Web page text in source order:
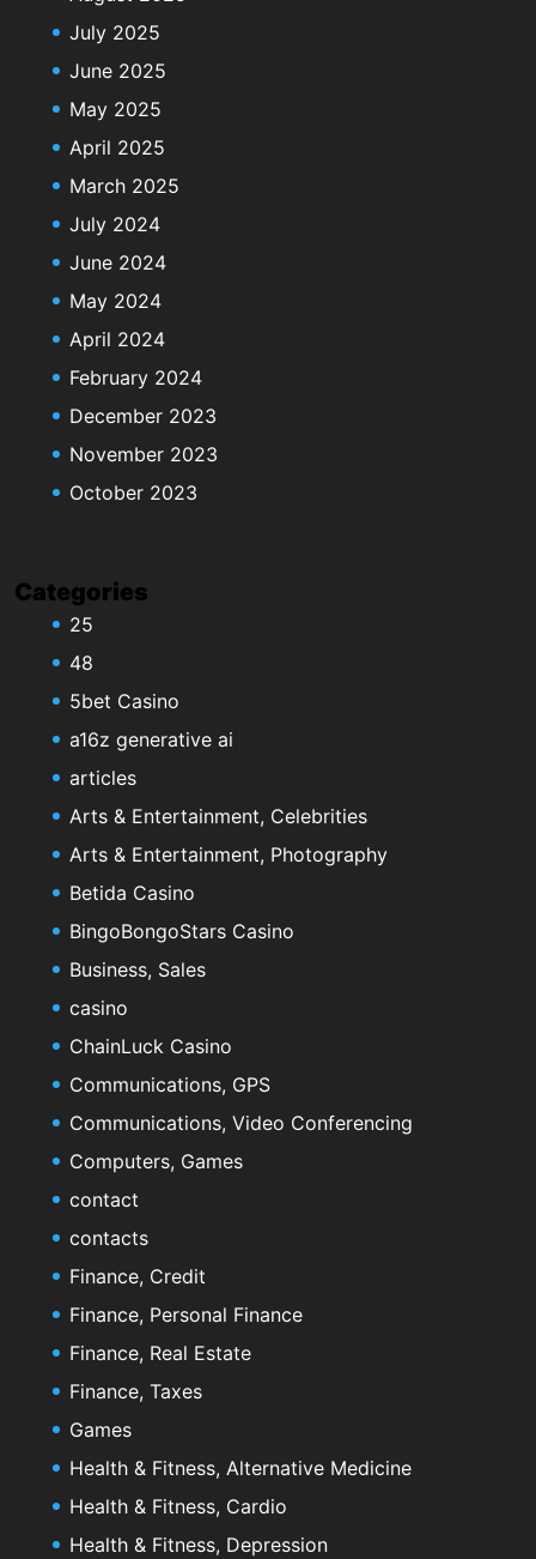
July 2025
June 2025
May 2025
April 2025
March 2025
July 2024
June 2024
May 2024
April 2024
February 2024
December 2023
November 2023
October 2023
Categories
25
48
5bet Casino
a16z generative ai
articles
Arts & Entertainment, Celebrities
Arts & Entertainment, Photography
Betida Casino
BingoBongoStars Casino
Business, Sales
casino
ChainLuck Casino
Communications, GPS
Communications, Video Conferencing
Computers, Games
contact
contacts
Finance, Credit
Finance, Personal Finance
Finance, Real Estate
Finance, Taxes
Games
Health & Fitness, Alternative Medicine
Health & Fitness, Cardio
Health & Fitness, Depression